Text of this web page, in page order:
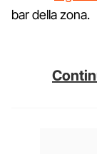
bar della zona.